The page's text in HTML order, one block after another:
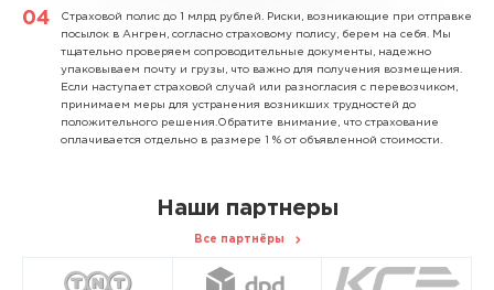
Страховой полис до 1 млрд рублей.
Риски, возникающие при отправке
посылок в Ангрен, согласно страховому полису, берем на себя. Мы
тщательно проверяем сопроводительные документы, надежно
упаковываем почту и грузы, что важно для получения возмещения.
Если наступает страховой случай или разногласия с перевозчиком,
принимаем меры для устранения возникших трудностей до
положительного решения.Обратите внимание, что страхование
оплачивается отдельно в размере 1 % от объявленной стоимости.
Наши партнеры
Все партнёры